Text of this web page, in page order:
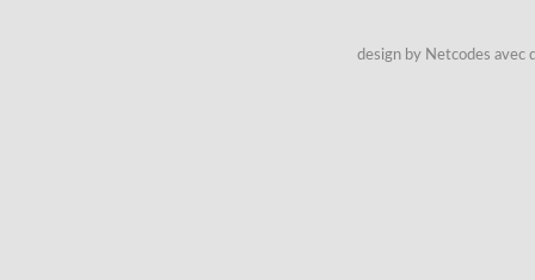
design by Netcodes avec